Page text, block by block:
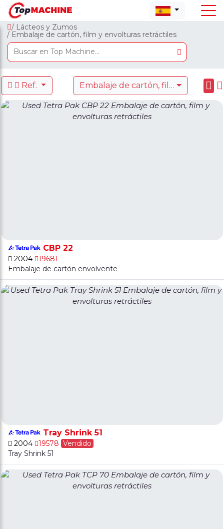
/ Lácteos y Zumos
/ Embalaje de cartón, film y envolturas retráctiles
Ref. Embalaje de cartón, film y envolturas retráctiles
CBP 22
2004
19681
Embalaje de cartón envolvente
Tray Shrink 51
2004 19578 Vendido
Tray Shrink 51